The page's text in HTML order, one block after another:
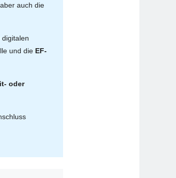
auch die
und die EF-
oder